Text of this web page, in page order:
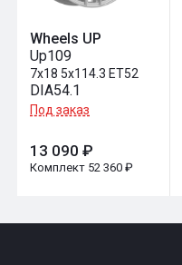
Wheels UP
Up109
7x18 5x114.3 ET52
DIA54.1
Под заказ
13 090 ₽
Комплект 52 360 ₽